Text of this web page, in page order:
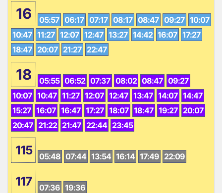
16 05:57 06:17 07:17 08:17 08:47 09:27 10:07
10:47 11:27 12:07 12:47 13:27 14:42 16:07 17:27
18:47 20:07 21:27 22:47
18 05:55 06:52 07:37 08:02 08:47 09:27
10:07 10:47 11:27 12:07 12:47 13:47 14:07 14:47
15:27 16:07 16:47 17:27 18:07 18:47 19:27 20:07
20:47 21:22 21:47 22:44 23:45
115 05:48 07:44 13:54 16:14 17:49 22:09
117 07:36 19:36